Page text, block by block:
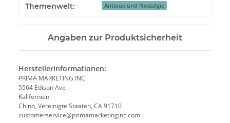
Themenwelt: Antique und Nostalgie
Angaben zur Produktsicherheit
Herstellerinformationen:
PRIMA MARKETING INC
5564 Edison Ave
Kalifornien
Chino, Vereinigte Staaten, CA 91710
customerservice@primamarketinginc.com